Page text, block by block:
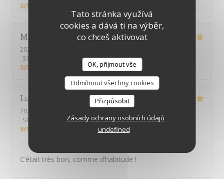
Tato stránka využívá
cookies a dává ti na výběr,
co chceš aktivovat
OK, přijmout vše
Odmítnout všechny cookies
Přizpůsobit
Zásady ochrany osobních údajů
undefined
5/5
Muriel
2026-03-28
Služba
Atmosféra:3/5 Kuchyně:5/5
5/5
Lucie
2026-03-26
Služba
Atmosféra:5/5 Kuchyně:5/5 Kvalita / Cena
5/5
C’était très bon, comme d’habitude !